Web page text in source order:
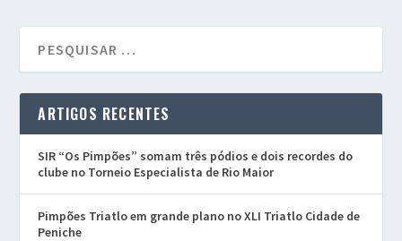
ARTIGOS RECENTES
SIR “Os Pimpões” somam três pódios e dois recordes do
clube no Torneio Especialista de Rio Maior
Pimpões Triatlo em grande plano no XLI Triatlo Cidade de
Peniche